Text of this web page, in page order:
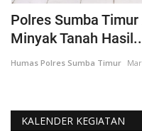
Polres Sumba
Minyak Tanah
Humas Polres Sumba Timur
KALENDER KEGIATAN